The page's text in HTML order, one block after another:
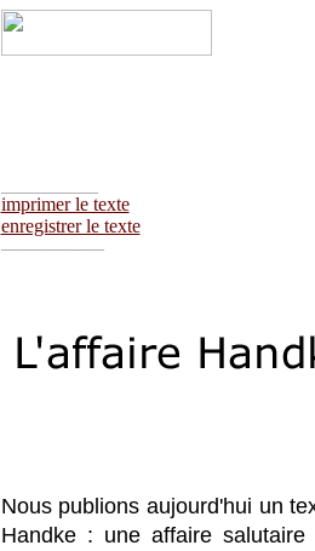
imprimer le texte
enregistrer le texte
Nous publions aujourd'hui un
Handke : une affaire